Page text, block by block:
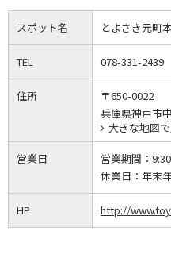
スポット名 とよさき元町
TEL 078-331-2439
住所
〒650-0022
兵庫県神戸市
大きな地図
営業日 営業期間：
休業日： 年末
HP http://